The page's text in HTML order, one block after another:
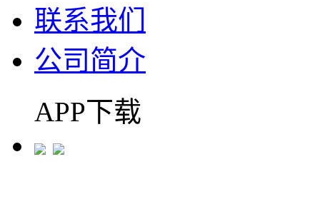
联系我们
公司简介
APP下载